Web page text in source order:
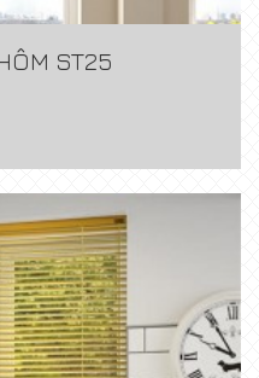
ST25